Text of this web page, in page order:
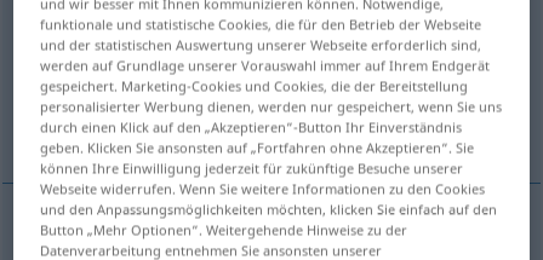
Übersicht aller Übersetzungen
(Für mehr Details die Übersetzung anklicken/antippen)
απόσταγμα
απόσταγμαn Destillat
funktionale und statistische Cookies, die für den Betrieb der Webseite
und der statistischen Auswertung unserer Webseite erforderlich sind,
werden auf Grundlage unserer Vorauswahl immer auf Ihrem Endgerät
gespeichert. Marketing-Cookies und Cookies, die der Bereitstellung
personalisierter Werbung dienen, werden nur gespeichert, wenn Sie uns
durch einen Klick auf den „Akzeptieren“-Button Ihr Einverständnis
geben. Klicken Sie ansonsten auf „Fortfahren ohne Akzeptieren“. Sie
können Ihre Einwilligung jederzeit für zukünftige Besuche unserer
Webseite widerrufen. Wenn Sie weitere Informationen zu den Cookies
und den Anpassungsmöglichkeiten möchten, klicken Sie einfach auf den
Button „Mehr Optionen“. Weitergehende Hinweise zu der
Datenverarbeitung entnehmen Sie ansonsten unserer